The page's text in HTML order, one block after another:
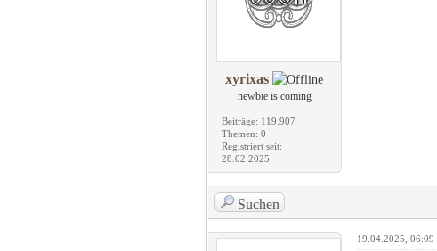
xyrixas
newbie is coming
Beiträge: 119.907
Themen: 0
Registriert seit:
28.02.2025
Suchen
19.04.2025, 06:09